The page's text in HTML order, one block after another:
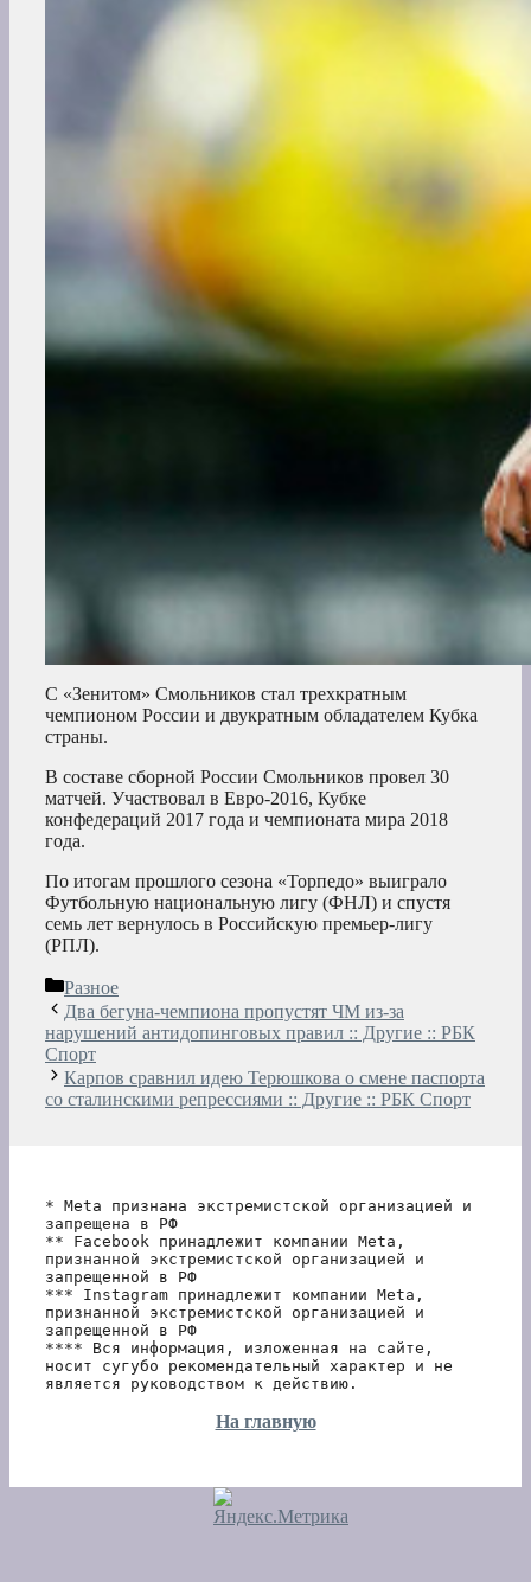
С «Зенитом» Смольников стал трехкратным
чемпионом России и двукратным обладателем Кубка
страны.
В составе сборной России Смольников провел 30
матчей. Участвовал в Евро-2016, Кубке
конфедераций 2017 года и чемпионата мира 2018
года.
По итогам прошлого сезона «Торпедо» выиграло
Футбольную национальную лигу (ФНЛ) и спустя
семь лет вернулось в Российскую премьер-лигу
(РПЛ).
Рубрики
Разное
Два бегуна-чемпиона пропустят ЧМ из-за
нарушений антидопинговых правил :: Другие :: РБК
Спорт
Карпов сравнил идею Терюшкова о смене паспорта
со сталинскими репрессиями :: Другие :: РБК Спорт
* Meta признана экстремистской организацией и
запрещена в РФ
** Facebook принадлежит компании Meta,
признанной экстремистской организацией и
запрещенной в РФ
*** Instagram принадлежит компании Meta,
признанной экстремистской организацией и
запрещенной в РФ
**** Вся информация, изложенная на сайте,
носит сугубо рекомендательный характер и не
является руководством к действию.
На главную